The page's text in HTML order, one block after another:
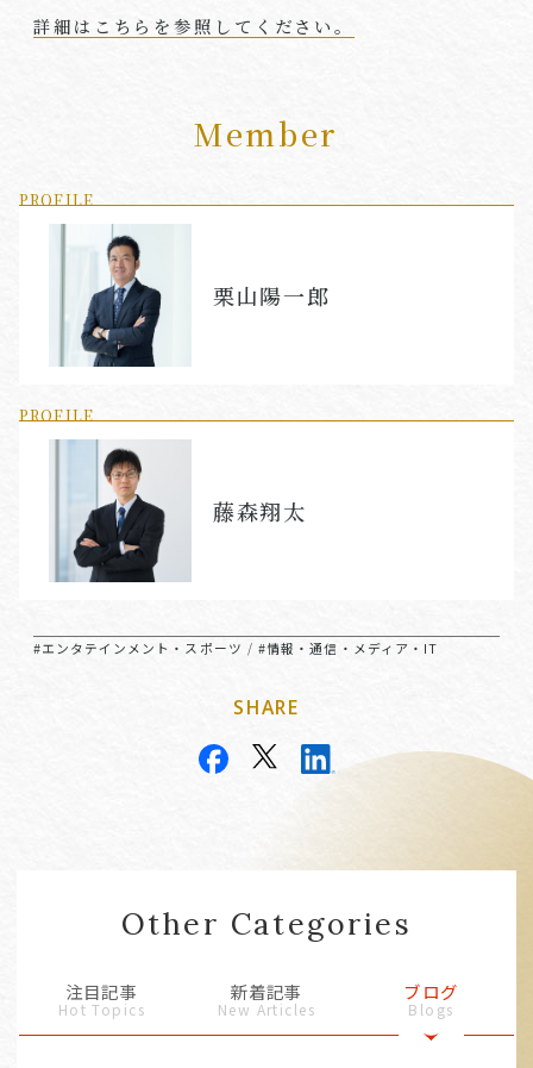
詳細はこちらを参照してください。
Member
PROFILE
栗山陽一郎
PROFILE
藤森翔太
#エンタテインメント・スポーツ /#情報・通信・メディア・IT
SHARE
Other Categories
注目記事
Hot Topics
新着記事
New Articles
ブログ
Blogs